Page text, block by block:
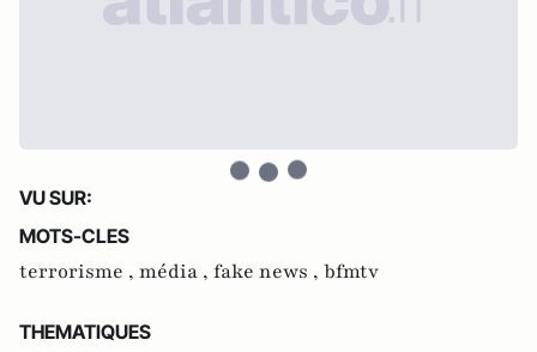
VU SUR:
MOTS-CLES
terrorisme , média , fake news , bfmtv
THEMATIQUES